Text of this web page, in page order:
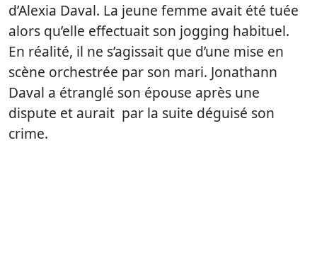
d’Alexia Daval. La jeune femme avait été tuée
alors qu’elle effectuait son jogging habituel.
En réalité, il ne s’agissait que d’une mise en
scène orchestrée par son mari. Jonathann
Daval a étranglé son épouse après une
dispute et aurait par la suite déguisé son
crime.